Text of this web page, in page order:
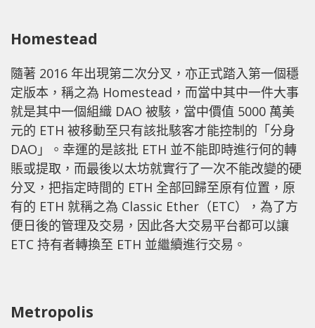
Homestead
隨著 2016 年出現第二次分叉，亦正式踏入第一個穩
定版本，稱之為 Homestead，而當中其中一件大事
就是其中一個組織 DAO 被駭，當中價值 5000 萬美
元的 ETH 被移動至只有該批駭客才能控制的「分身
DAO」。幸運的是該批 ETH 並不能即時進行何的轉
賬或提取，而最後以太坊就實行了一次不能改變的硬
分叉，把指定時間的 ETH 全部回歸至原有位置，原
有的 ETH 就稱之為 Classic Ether（ETC），為了方
便日後的管理及交易，因此各大交易平台都可以讓
ETC 持有者轉換至 ETH 並繼續進行交易。
Metropolis